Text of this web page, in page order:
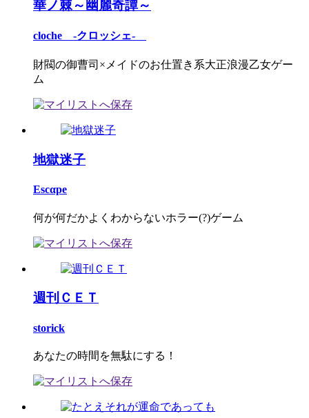
華ノ棘～幽麗奇譚～
cloche -クロッシェ-
財閥の御曹司×メイドのお仕置き系大正浪漫乙女ゲー
ム
地獄迷子
Escαpe
何が何だかよくわからないホラー(?)ゲーム
週刊ＣＥＴ
storick
あなたの時間を無駄にする！